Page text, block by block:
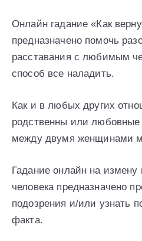
Онлайн гадание «Как
предназначено помочь
расставания с любимым
способ все наладить.
Как и в любых других
родственны или
между двумя женщинами
Гадание онлайн на
человека предназначено
подозрения и/или узнать
факта.